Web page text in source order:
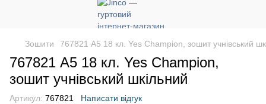
Зошити 767821 А5 18 кл. Yes Champion, зошит учнівський
767821 А5 18 кл. Yes Champion,
зошит учнівський шкільний
Артикул: 767821 Написати відгук